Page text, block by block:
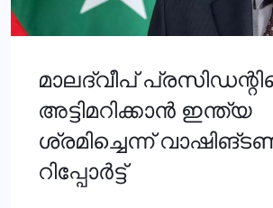
മാലദ്വീപ്
അട്ടിമറിക്കാന്‍ ഇന്ത്യ
ശ്രമിച്ചെന്ന്
റിപ്പോര്‍ട്ട്